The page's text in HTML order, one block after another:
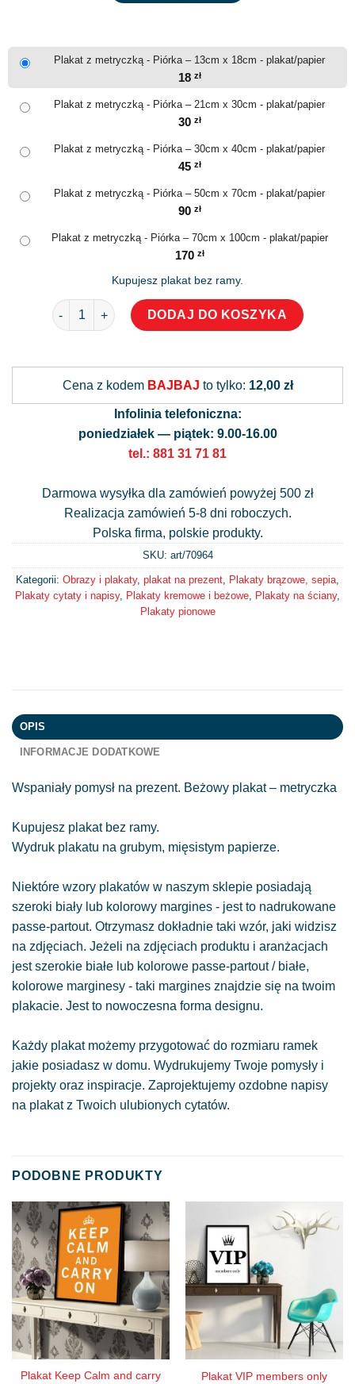
Plakat z metryczką - Piórka – 13cm x 18cm - plakat/papier
18 zł
Plakat z metryczką - Piórka – 21cm x 30cm - plakat/papier
30 zł
Plakat z metryczką - Piórka – 30cm x 40cm - plakat/papier
45 zł
Plakat z metryczką - Piórka – 50cm x 70cm - plakat/papier
90 zł
Plakat z metryczką - Piórka – 70cm x 100cm - plakat/papier
170 zł
Kupujesz plakat bez ramy.
ilość Plakat z metryczką - Piórka
DODAJ DO KOSZYKA
Cena z kodem BAJBAJ to tylko: 12,00 zł
Infolinia telefoniczna:
poniedziałek — piątek: 9.00-16.00
tel.: 881 31 71 81
Darmowa wysyłka dla zamówień powyżej 500 zł
Realizacja zamówień 5-8 dni roboczych.
Polska firma, polskie produkty.
SKU: art/70964
Kategorii: Obrazy i plakaty, plakat na prezent Plakaty brązowe, sepia
Plakaty cytaty i napisy, Plakaty kremowe i beżowe Plakaty na ściany,
Plakaty pionowe
OPIS
INFORMACJE DODATKOWE
Wspaniały pomysł na prezent. Beżowy plakat – metryczka
Kupujesz plakat bez ramy.
Wydruk plakatu na grubym, mięsistym papierze.
Niektóre wzory plakatów w naszym sklepie posiadają
szeroki biały lub kolorowy margines - jest to nadrukowane
passe-partout. Otrzymasz dokładnie taki wzór, jaki widzisz
na zdjęciach. Jeżeli na zdjęciach produktu i aranżacjach
jest szerokie białe lub kolorowe passe-partout / białe,
kolorowe marginesy - taki margines znajdzie się na twoim
plakacie. Jest to nowoczesna forma designu.
Każdy plakat możemy przygotować do rozmiaru ramek
jakie posiadasz w domu. Wydrukujemy Twoje pomysły i
projekty oraz inspiracje. Zaprojektujemy ozdobne napisy
na plakat z Twoich ulubionych cytatów.
PODOBNE PRODUKTY
Plakat Keep Calm and carry
Plakat VIP members only